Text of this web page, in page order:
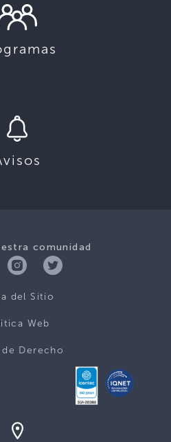
comunidad
del Sitio
Web
de Derecho